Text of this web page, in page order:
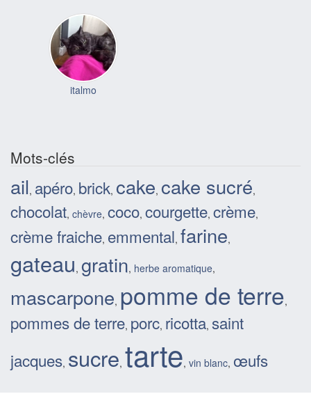
italmo
Mots-clés
ail, apéro, brick, cake, cake sucré,
chocolat, chèvre, coco, courgette, crème,
crème fraiche, emmental, farine,
gateau, gratin, herbe aromatique,
mascarpone, pomme de terre,
pommes de terre, porc, ricotta, saint
jacques, sucre, tarte, vin blanc, œufs